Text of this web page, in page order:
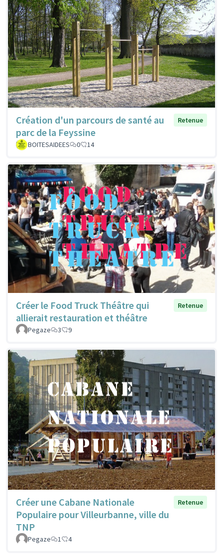
Création d'un parcours de santé au
parc de la Feyssine
Retenue
BOITESAIDEES 0 14
Créer le Food Truck Théâtre qui
allierait restauration et théâtre
Retenue
Pegaze 3 9
Créer une Cabane Nationale
Populaire pour Villeurbanne, ville du
TNP
Retenue
Pegaze 1 4